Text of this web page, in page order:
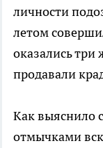
личности
летом
оказались три
продавали
Как выяснило
отмычками